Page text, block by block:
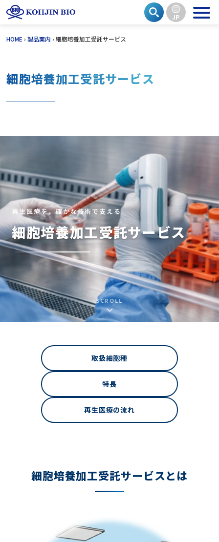
to
JP
HOME › 製品案内 › 細胞培養加工受託サービス
細胞培養加工受託サービス
再生医療を、確かな技術で支える
細胞培養加工受託サービス
SCROLL
取扱細胞種
特長
再生医療の流れ
細胞培養加工受託サービスとは